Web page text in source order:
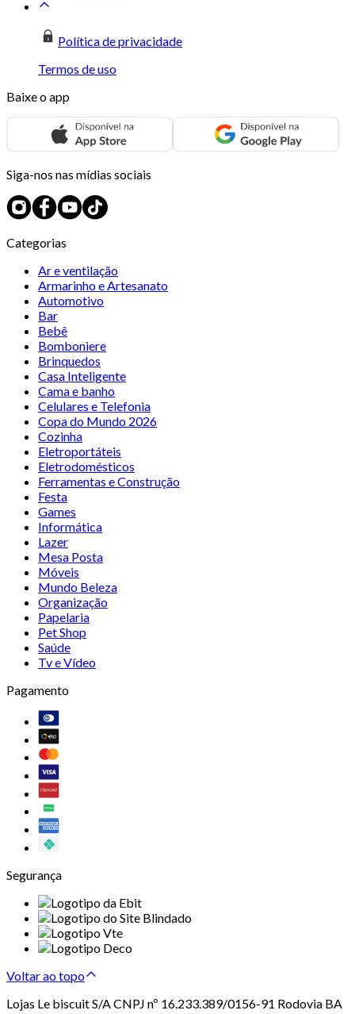
Política de privacidade
Termos de uso
Baixe o app
Siga-nos nas mídias sociais
Categorias
Ar e ventilação
Armarinho e Artesanato
Automotivo
Bar
Bebê
Bomboniere
Brinquedos
Casa Inteligente
Cama e banho
Celulares e Telefonia
Copa do Mundo 2026
Cozinha
Eletroportáteis
Eletrodomésticos
Ferramentas e Construção
Festa
Games
Informática
Lazer
Mesa Posta
Móveis
Mundo Beleza
Organização
Papelaria
Pet Shop
Saúde
Tv e Vídeo
Pagamento
Segurança
Voltar ao topo
Lojas Le biscuit S/A CNPJ nº 16.233.389/0156-91 Rodovia BA